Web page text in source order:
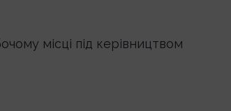
місці під керівництвом